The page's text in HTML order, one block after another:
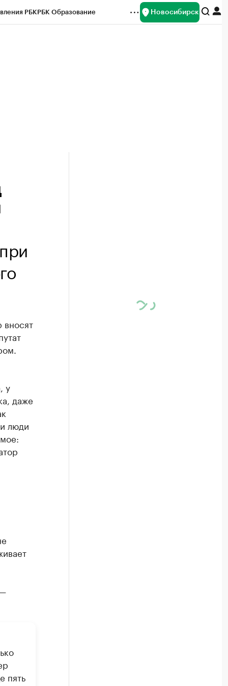
РБКРБК Образование Новосибирск
вносят
у
даже
люди
пять